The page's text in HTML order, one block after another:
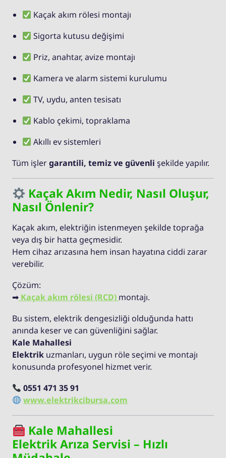
Kaçak akım rölesi montajı
Sigorta kutusu değişimi
Priz, anahtar, avize montajı
Kamera ve alarm sistemi kurulumu
TV, uydu, anten tesisatı
Kablo çekimi, topraklama
Akıllı ev sistemleri
Tüm işlergarantili, temiz ve güvenli şekilde yapılır.
Kaçak Akım Nedir, Nasıl Oluşur,
Nasıl Önlenir?
Kaçak akım, elektriğin istenmeyen şekilde toprağa
veya dış bir hatta geçmesidir.
Hem cihaz arızasına hem insan hayatına ciddi zarar
verebilir.
Çözüm:
➡ Kaçak akım rölesi (RCD) montajı.
Bu sistem, elektrik dengesizliği olduğunda hattı
anında keser ve can güvenliğini sağlar.
Kale Mahallesi
Elektrik uzmanları, uygun röle seçimi ve montajı
konusunda profesyonel hizmet verir.
0551 471 35 91
www.elektrikcibursa.com
Kale Mahallesi
Elektrik Arıza Servisi – Hızlı